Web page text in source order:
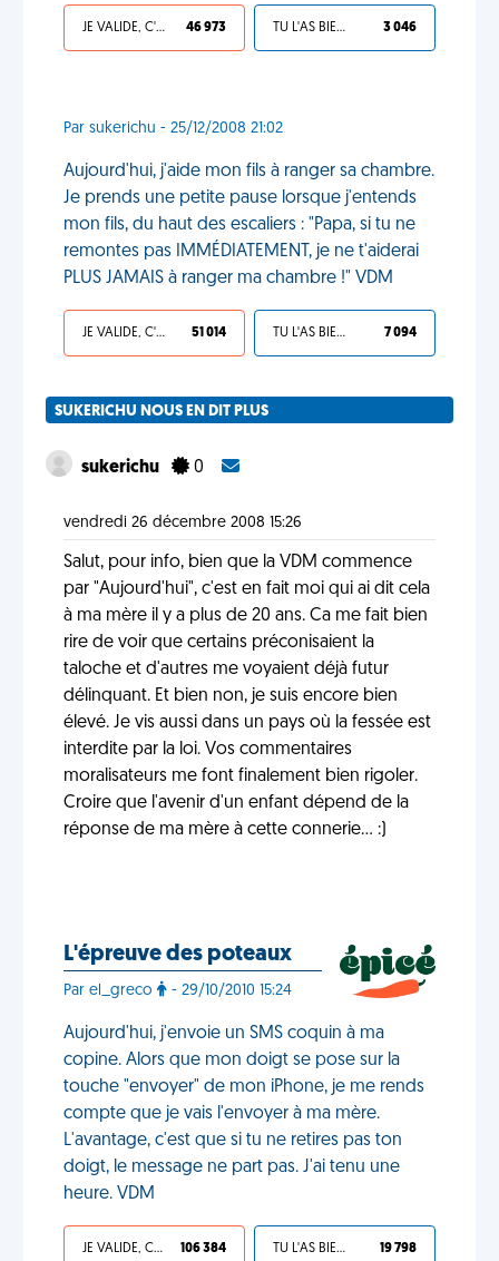
JE VALIDE, C'EST UNE VDM 46 973 TU L'AS BIEN MÉRITÉ 3 046
Par sukerichu - 25/12/2008 21:02
Aujourd'hui, j'aide mon fils à ranger sa chambre.
Je prends une petite pause lorsque j'entends
mon fils, du haut des escaliers : "Papa, si tu ne
remontes pas IMMÉDIATEMENT, je ne t'aiderai
PLUS JAMAIS à ranger ma chambre !" VDM
JE VALIDE, C'EST UNE VDM 51 014 TU L'AS BIEN MÉRITÉ 7 094
SUKERICHU NOUS EN DIT PLUS
sukerichu 0
vendredi 26 décembre 2008 15:26
Salut, pour info, bien que la VDM commence
par "Aujourd'hui", c'est en fait moi qui ai dit cela
à ma mère il y a plus de 20 ans. Ca me fait bien
rire de voir que certains préconisaient la
taloche et d'autres me voyaient déjà futur
délinquant. Et bien non, je suis encore bien
élevé. Je vis aussi dans un pays où la fessée est
interdite par la loi. Vos commentaires
moralisateurs me font finalement bien rigoler.
Croire que l'avenir d'un enfant dépend de la
réponse de ma mère à cette connerie... :)
L'épreuve des poteaux
Par el_greco - 29/10/2010 15:24
Aujourd'hui, j'envoie un SMS coquin à ma
copine. Alors que mon doigt se pose sur la
touche "envoyer" de mon iPhone, je me rends
compte que je vais l'envoyer à ma mère.
L'avantage, c'est que si tu ne retires pas ton
doigt, le message ne part pas. J'ai tenu une
heure. VDM
JE VALIDE, C'EST UNE VDM 106 384 TU L'AS BIEN MÉRITÉ 19 798